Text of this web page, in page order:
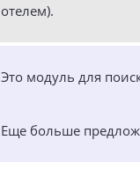
отелем).
Это модуль для
Еще больше